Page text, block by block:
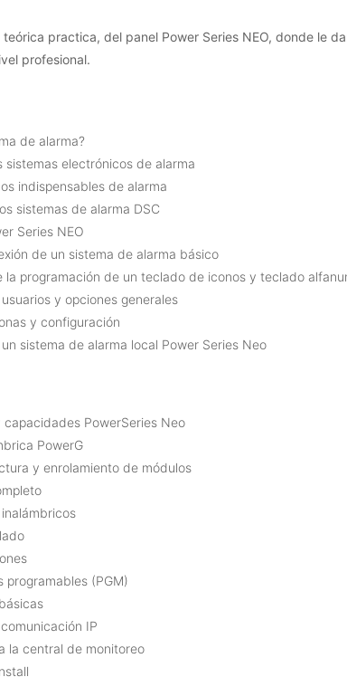
practica, del panel Power Series NEO, donde le
profesional.
de alarma?
sistemas electrónicos de alarma
indispensables de alarma
sistemas de alarma DSC
Series NEO
de un sistema de alarma básico
la programación de un teclado de iconos y teclado
y opciones generales
y configuración
sistema de alarma local Power Series Neo
PowerSeries Neo
PowerG
y enrolamiento de módulos
programables (PGM)
IP
la central de monitoreo